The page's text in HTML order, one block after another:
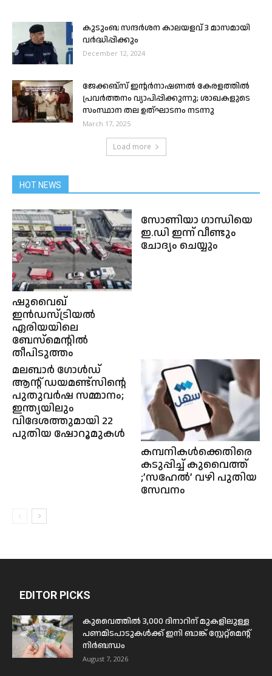
കുടുംബ സന്ദർശന കാലയളവ് 3 മാസമായി
വർദ്ധിപ്പിക്കും
December 12, 2024
ജേക്കബ്സ് ഇൻ്റർനാഷണൽ കേരളത്തിൽ
പ്രവർത്തനം വ്യാപിപ്പിക്കുന്നു; ശാഖകളുടെ
സംസ്ഥാന തല ഉത്ഘാടനം നടന്നു
March 17, 2025
Load more
HOT NEWS
ഷുവൈഖ്
ഇൻഡസ്ട്രിയൽ
ഏരിയയിലെ
ബേസ്മെന്റിൽ
തീപിടുത്തം
സോണിയാ ഗാന്ധിയെ
ഇ.ഡി ഇന്ന് വീണ്ടും
ചോദ്യം ചെയ്യും
മലബാർ ഗോൾഡ്
ആന്റ് ഡയമണ്ട്സിൻ്റെ
പുതുവർഷ സമ്മാനം;
ഇന്ത്യയിലും
വിദേശത്തുമായി 22
പുതിയ ഷോറൂമുകൾ
കമ്പനികൾക്കെതിരെ
കടുപ്പിച്ച് കുവൈത്ത്
;’സഹേൽ’ വഴി പുതിയ
സേവനം
EDITOR PICKS
കുവൈത്തിൽ 3,000 ദിനാറിന് മുകളിലുള്ള
പണമിടപാടുകൾക്ക് ഇനി ബാങ്ക് സ്റ്റേറ്റ്മെന്റ്
നിർബന്ധം
August 7, 2026